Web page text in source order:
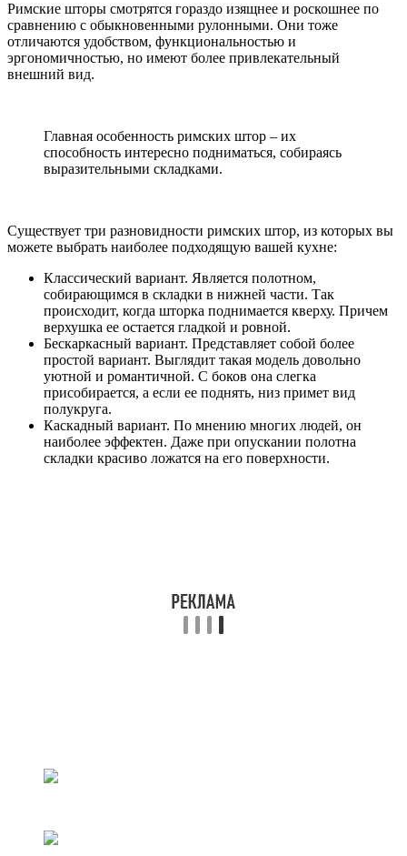
Римские шторы смотрятся гораздо изящнее и роскошнее по
сравнению с обыкновенными рулонными. Они тоже
отличаются удобством, функциональностью и
эргономичностью, но имеют более привлекательный
внешний вид.
Главная особенность римских штор – их
способность интересно подниматься, собираясь
выразительными складками.
Существует три разновидности римских штор, из которых вы
можете выбрать наиболее подходящую вашей кухне:
Классический вариант. Является полотном,
собирающимся в складки в нижней части. Так
происходит, когда шторка поднимается кверху. Причем
верхушка ее остается гладкой и ровной.
Бескаркасный вариант. Представляет собой более
простой вариант. Выглядит такая модель довольно
уютной и романтичной. С боков она слегка
присобирается, а если ее поднять, низ примет вид
полукруга.
Каскадный вариант. По мнению многих людей, он
наиболее эффектен. Даже при опускании полотна
складки красиво ложатся на его поверхности.